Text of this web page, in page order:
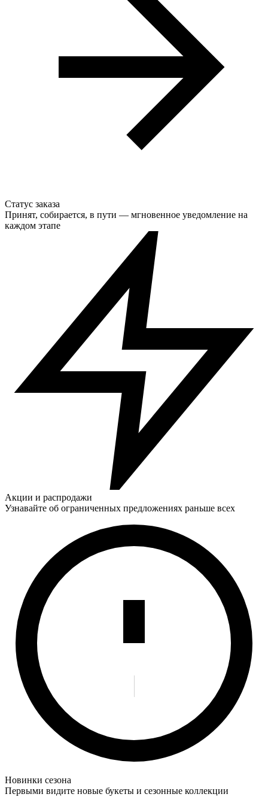
Статус заказа
Принят, собирается, в пути — мгновенное уведомление на
каждом этапе
Акции и распродажи
Узнавайте об ограниченных предложениях раньше всех
Новинки сезона
Первыми видите новые букеты и сезонные коллекции